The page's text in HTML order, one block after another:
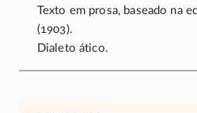
Texto em prosa, baseado na
(1903).
Dialeto ático.